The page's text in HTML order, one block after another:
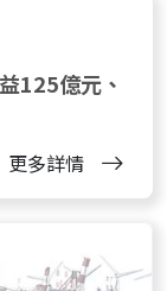
125億元、
更多詳情